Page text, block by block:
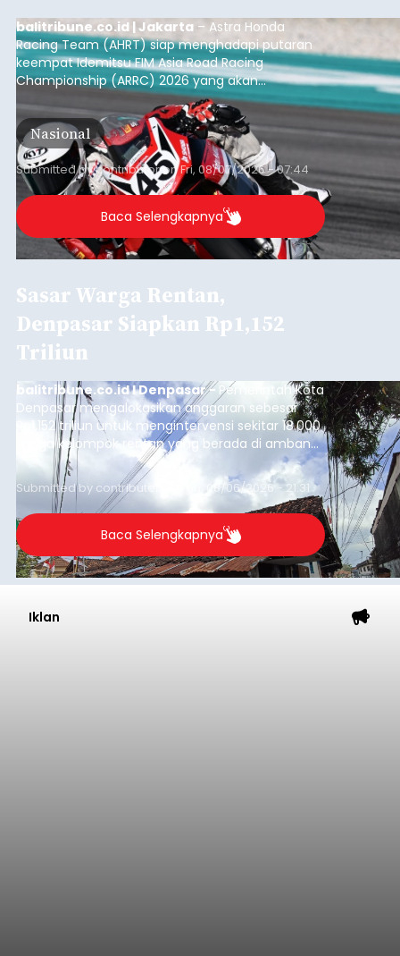
balitribune.co.id | Jakarta – Astra Honda
Racing Team (AHRT) siap menghadapi putaran
keempat Idemitsu FIM Asia Road Racing
Championship (ARRC) 2026 yang akan
berlangsung di Pertamina Mandalika
International Circuit, Lombok, Nusa Tenggara
Barat, pada 7–9 Agustus 2026.
Nasional
Submitted bycontributoronFri, 08/07/2026 - 07:44
Baca Selengkapnya
Sasar Warga Rentan,
Denpasar Siapkan Rp1,152
Triliun
balitribune.co.id I Denpasar - Pemerintah Kota
Denpasar mengalokasikan anggaran sebesar
Rp1,152 triliun untuk mengintervensi sekitar 18.000
warga kelompok rentan yang berada di ambang
garis kemiskinan. Langkah strategis ini diambil
guna menjaga masyarakat yang berada pada
kelompok desil 5 dan 6 tersebut agar tidak
merosot ke kategori miskin.
Submitted by contributor Thu, 08/06/2026 - 21:31
Baca Selengkapnya
Iklan